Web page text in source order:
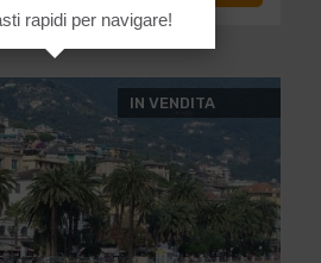
IN VENDITA
rapidi per navigare!